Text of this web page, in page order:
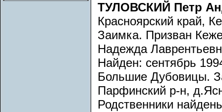
ТУЛОВСКИЙ Петр
Красноярский край,
Заимка. Призван
Надежда
Найден: сентябрь
Большие Дубовицы.
Парфинский р-н,
Родственники